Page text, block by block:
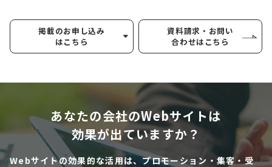
掲載のお申し込み
はこちら
資料請求・お問い
合わせはこちら
あなたの会社のWebサイトは
効果が出ていますか？
Webサイトの効果的な活用は、プロモーション・集客・受